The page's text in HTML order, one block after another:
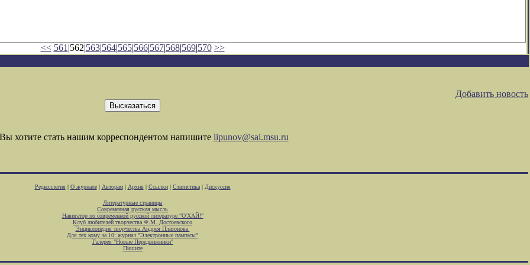
<< 561 |562|563|564|565|566|567|568|569|570 >>
Добавить новость
хотите стать нашим корреспондентом напишите lipunov@sai.msu.ru
Редколлегия| О журнале| Авторам| Архив| Ссылки| Статистика| Дискуссия
Литературные страницы
Современная русская мысль
Навигатор по современной русской литературе "О'ХАЙ!"
Клуб любителей творчества Ф.М. Достоевского
Энциклопедия творчества Андрея Платонова
Для тех кому за 10: журнал "Электронные пампасы"
Галерея "Новые Передвижники"
Пишите